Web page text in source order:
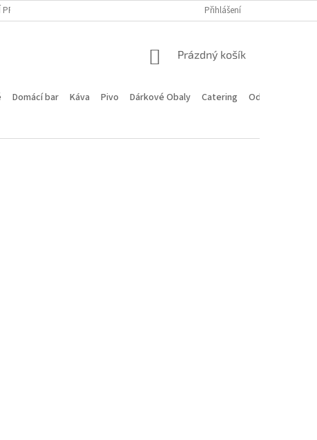
HODNOCENÍ OBCHODU
Přihlášení
NÁKUPNÍ
Prázdný košík
Domácí bar Káva Pivo Dárkové Obaly Catering
Odstoupení od